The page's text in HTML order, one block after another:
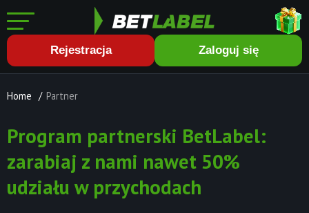
Rejestracja Zaloguj się
Home / Partner
Program partnerski BetLabel:
zarabiaj z nami nawet 50%
udziału w przychodach